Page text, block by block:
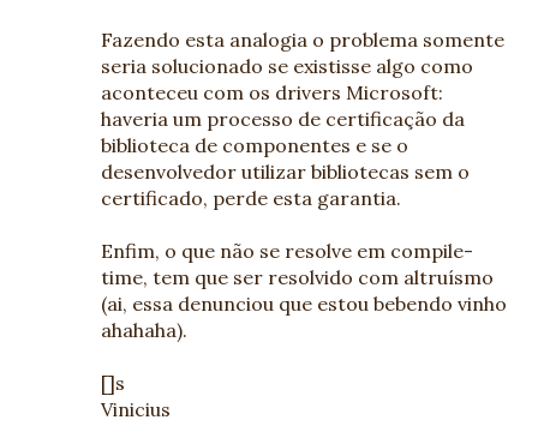
Fazendo esta analogia o problema somente
seria solucionado se existisse algo como
aconteceu com os drivers Microsoft:
haveria um processo de certificação da
biblioteca de componentes e se o
desenvolvedor utilizar bibliotecas sem o
certificado, perde esta garantia.
Enfim, o que não se resolve em compile-
time, tem que ser resolvido com altruísmo
(ai, essa denunciou que estou bebendo vinho
ahahaha).
[]s
Vinicius